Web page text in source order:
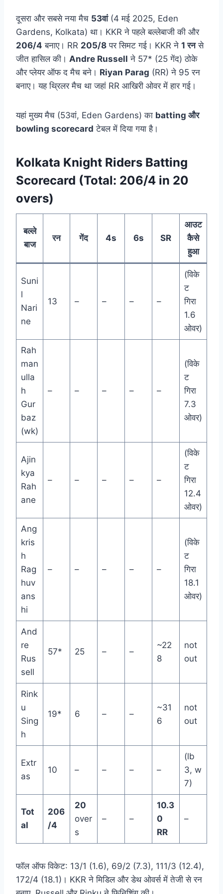
दूसरा और सबसे नया मैच 53वां(4 मई 2025, Eden
Gardens, Kolkata) था। KKR ने पहले बल्लेबाजी की और
206/4 बनाए। RR 205/8 पर सिमट गई। KKR ने 1 रनसे
जीत हासिल की। Andre Russell ने 57* (25 गेंद) ठोके
और प्लेयर ऑफ द मैच बने। Riyan Parag (RR) ने 95 रन
बनाए। यह थ्रिलर मैच था जहां RR आखिरी ओवर में हार गई।
यहां मुख्य मैच (53वां, Eden Gardens) का batting और
bowling scorecard टेबल में दिया गया है।
Kolkata Knight Riders Batting
Scorecard (Total: 206/4 in 20
overs)
बल्ले
बाज
रन गेंद 4s 6s SR
आउट
कैसे
हुआ
Suni
l
Nari
ne
13 – – – –
(विके
ट
गिरा
1.6
ओवर)
Rah
man
ulla
h
Gur
baz
(wk)
– – – – –
(विके
ट
गिरा
7.3
ओवर)
Ajin
kya
Rah
ane
– – – – –
(विके
ट
गिरा
12.4
ओवर)
Ang
kris
h
Rag
huv
ans
hi
– – – – –
(विके
ट
गिरा
18.1
ओवर)
And
re
Rus
sell
57* 25 – –
~22
8
not
out
Rink
u
Sing
h
19* 6 – –
~31
6
not
out
Extr
as
10 – – – –
(lb
3, w
7)
Tot
al
206
/4
20
over
s
– –
10.3
0
RR
–
फॉल ऑफ विकेट: 13/1 (1.6), 69/2 (7.3), 111/3 (12.4),
172/4 (18.1)। KKR ने मिडिल और डेथ ओवर्स में तेजी से रन